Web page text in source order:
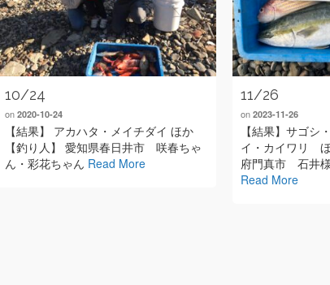
10/24
on 2020-10-24
【結果】 アカハタ・メイチダイ ほか
【釣り人】 愛知県春日井市 咲春ちゃ
ん・彩花ちゃん Read More
11/26
on2023-11-26
【結果】サゴシ
イ・カイワリ
府門真市 石井
Read More